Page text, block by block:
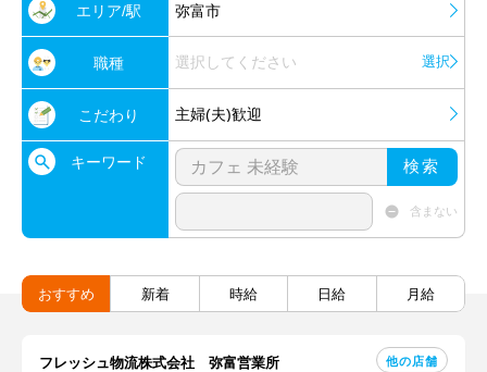
エリア/駅 弥富市
職種 選択してください 選択
こだわり 主婦(夫)歓迎
キーワード 検索
含まない
おすすめ 新着 時給 日給 月給
フレッシュ物流株式会社 弥富営業所 他の店舗